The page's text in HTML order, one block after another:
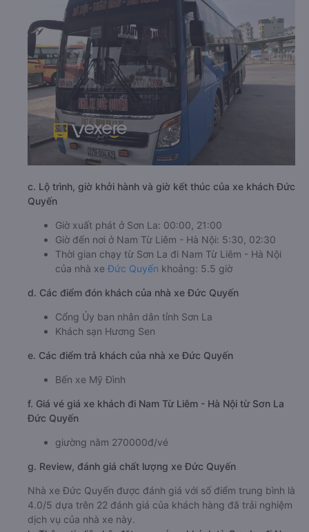
c. Lộ trình, giờ khởi hành và giờ kết thúc của xe khách Đức
Quyến
Giờ xuất phát ở Sơn La: 00:00, 21:00
Giờ đến nơi ở Nam Từ Liêm - Hà Nội: 5:30, 02:30
Thời gian chạy từ Sơn La đi Nam Từ Liêm - Hà Nội
của nhà xe Đức Quyến khoảng: 5.5 giờ
d. Các điểm đón khách của nhà xe Đức Quyến
Cổng Ủy ban nhân dân tỉnh Sơn La
Khách sạn Hương Sen
e. Các điểm trả khách của nhà xe Đức Quyến
Bến xe Mỹ Đình
f. Giá vé giá xe khách đi Nam Từ Liêm - Hà Nội từ Sơn La
Đức Quyến
giường nằm 270000đ/vé
g. Review, đánh giá chất lượng xe Đức Quyến
Nhà xe Đức Quyến được đánh giá với số điểm trung bình là
4.0/5 dựa trên 22 đánh giá của khách hàng đã trải nghiệm
dịch vụ của nhà xe này.